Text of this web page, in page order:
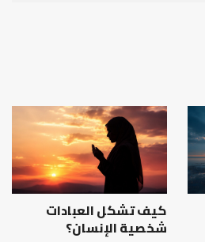
كيف تشكل العبادات
شخصية الإنسان؟